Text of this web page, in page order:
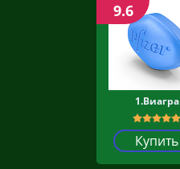
1.Виагра
Купить
9.6